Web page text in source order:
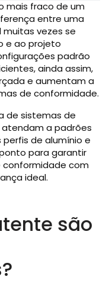
mais fraco de um
entre uma
vezes se
e ao projeto
padrão
ainda assim,
e aumentam a
de conformidade.
de sistemas de
a padrões
perfis de alumínio e
para garantir
com
ideal.
são